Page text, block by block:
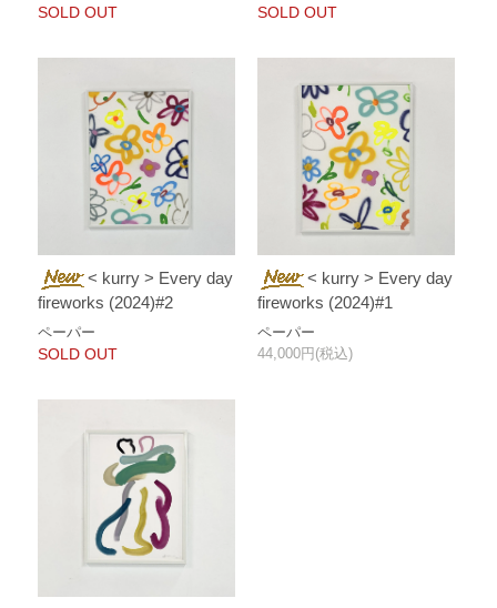
SOLD OUT SOLD OUT
< kurry > Every day
fireworks (2024)#2
ペーパー
SOLD OUT
< kurry > Every day
fireworks (2024)#1
ペーパー
44,000円(税込)